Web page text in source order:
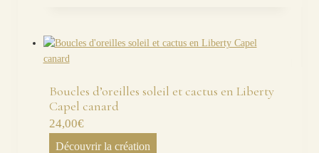
Boucles d’oreilles soleil et cactus en Liberty
Capel canard
24,00€
Découvrir la création